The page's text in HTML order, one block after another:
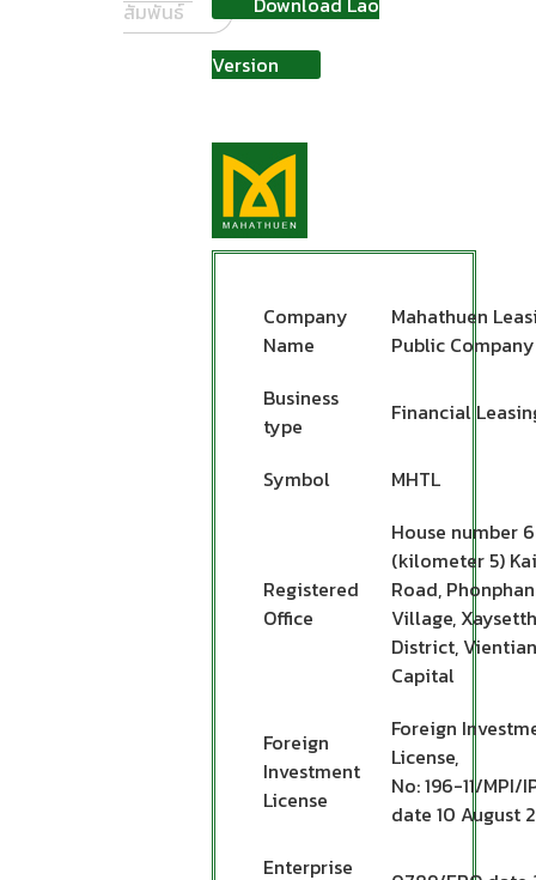
สัมพันธ์
Version
Company
Name
Mahathuen
Public Company
Business
type
Financial
Symbol MHTL
Registered
Office
House number
(kilometer 5)
Road,
Village,
District,
Capital
Foreign
Investment
License
Foreign
License,
No: 196-11/MPI/
date 10 August
Enterprise